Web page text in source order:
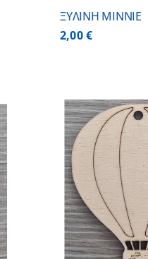
ΞΥΛΙΝΗ MINNIE
2,00€